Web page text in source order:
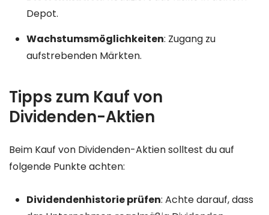
Depot.
Wachstumsmöglichkeiten: Zugang zu
aufstrebenden Märkten.
Tipps zum Kauf von
Dividenden-Aktien
Beim Kauf von Dividenden-Aktien solltest du auf
folgende Punkte achten:
Dividendenhistorie prüfen: Achte darauf, dass